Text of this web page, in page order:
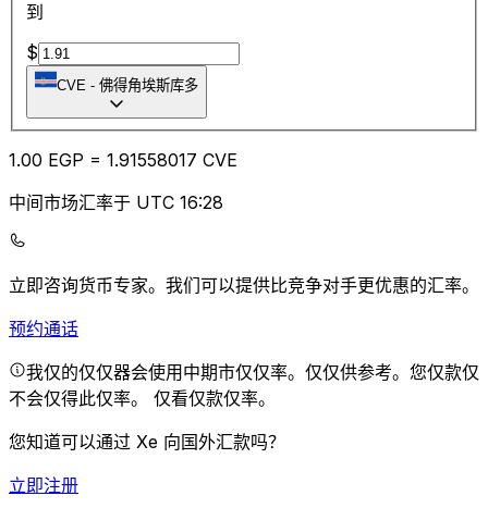
到
$
CVE - 佛得角埃斯库多
1.00 EGP = 1.91558017 CVE
中间市场汇率于 UTC 16:28
立即咨询货币专家。 我们可以提供比竞争对手更优惠的汇率。
预约通话
我仅的仅仅器会使用中期市仅仅率。仅仅供参考。您仅款仅
不会仅得此仅率。 仅看仅款仅率。
您知道可以通过 Xe 向国外汇款吗？
立即注册